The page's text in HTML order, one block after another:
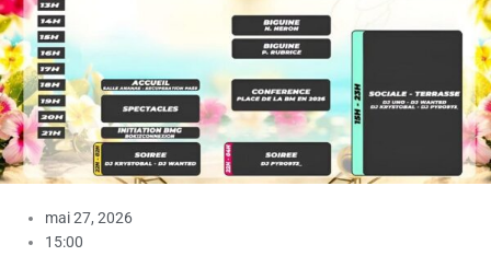
mai 27, 2026
15:00